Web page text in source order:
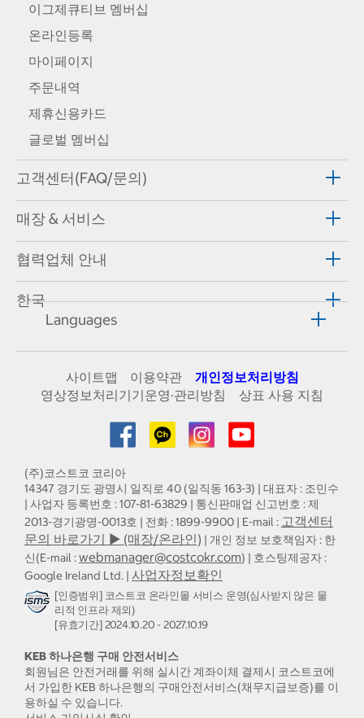
이그제큐티브 멤버십
온라인등록
마이페이지
주문내역
제휴신용카드
글로벌 멤버십
고객센터(FAQ/문의)
매장 & 서비스
협력업체 안내
한국
Languages
사이트맵 이용약관
개인정보처리방침
영상정보처리기기운영·관리방침
상표 사용 지침
(주)코스트코 코리아
14347 경기도 광명시 일직로 40 (일직동 163-3) | 대표자 : 조민수
| 사업자 등록번호 : 107-81-63829 | 통신판매업 신고번호 : 제
2013-경기광명-0013호 | 전화 : 1899-9900 | E-mail : 고객센터
문의 바로가기 ▶ (매장/온라인) | 개인 정보 보호책임자 : 한
신(E-mail :webmanager@costcokr.com) | 호스팅제공자 :
Google Ireland Ltd. | 사업자정보확인
[인증범위] 코스트코 온라인몰 서비스 운영(심사받지 않은 물
리적 인프라 제외)
[유효기간] 2024.10.20 - 2027.10.19
KEB 하나은행 구매 안전서비스
회원님은 안전거래를 위해 실시간 계좌이체 결제시 코스트코에
서 가입한 KEB 하나은행의 구매안전서비스(채무지급보증)를 이
용하실 수 있습니다.